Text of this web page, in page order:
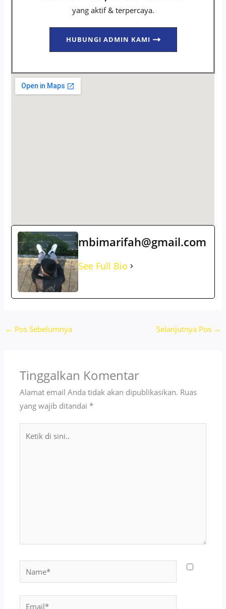
yang aktif & terpercaya.
HUBUNGI ADMIN KAMI
mbimarifah@gmail.com
See Full Bio
← Pos Sebelumnya Selanjutnya Pos →
Tinggalkan Komentar
Alamat email Anda tidak akan dipublikasikan. Ruas
yang wajib ditandai*
Name*